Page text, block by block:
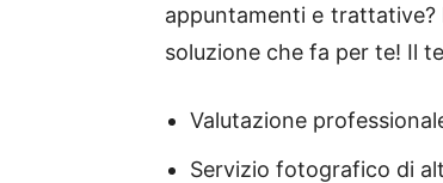
appuntamenti e trattative?
soluzione che fa per te! Il
Valutazione
Servizio fotografico di